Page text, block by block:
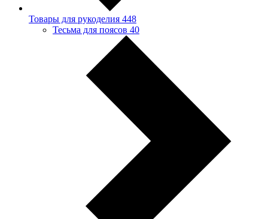
Товары для рукоделия 448
Тесьма для поясов 40